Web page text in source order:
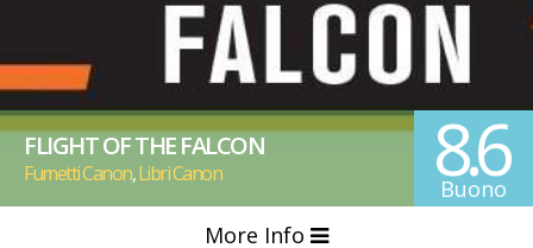
FLIGHT OF THE FALCON
Fumetti Canon,Libri Canon 8.6
Buono
More Info